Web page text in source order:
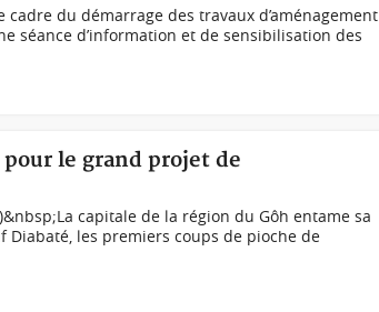
cadre du démarrage des travaux d’aménagement
séance d’information et de sensibilisation des
le grand projet de
capitale de la région du Gôh entame sa
Diabaté, les premiers coups de pioche de